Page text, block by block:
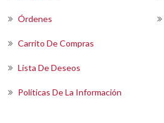
Órdenes
Carrito De Compras
Lista De Deseos
Políticas De La Información